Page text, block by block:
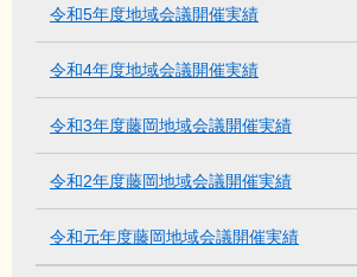
令和5年度地域会議開催実績
令和4年度地域会議開催実績
令和3年度藤岡地域会議開催実績
令和2年度藤岡地域会議開催実績
令和元年度藤岡地域会議開催実績